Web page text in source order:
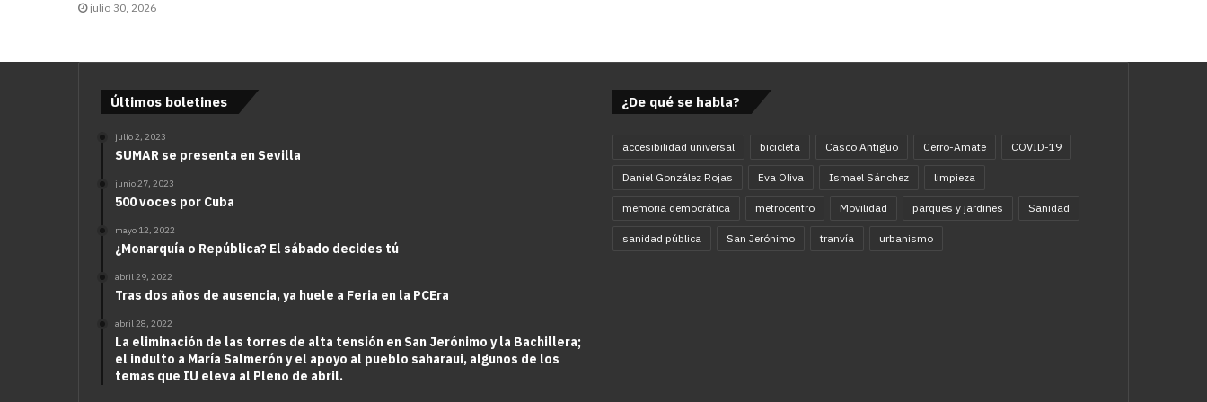
julio 30, 2026
Últimos boletines
julio 2, 2023
SUMAR se presenta en Sevilla
junio 27, 2023
500 voces por Cuba
mayo 12, 2022
¿Monarquía o República? El sábado decides tú
abril 29, 2022
Tras dos años de ausencia, ya huele a Feria en la PCEra
abril 28, 2022
La eliminación de las torres de alta tensión en San Jerónimo y la Bachillera;
el indulto a María Salmerón y el apoyo al pueblo saharaui, algunos de los
temas que IU eleva al Pleno de abril.
¿De qué se habla?
accesibilidad universal bicicleta Casco Antiguo Cerro-Amate COVID-19
Daniel González Rojas Eva Oliva Ismael Sánchez limpieza
memoria democrática metrocentro Movilidad parques y jardines Sanidad
sanidad pública San Jerónimo tranvía urbanismo